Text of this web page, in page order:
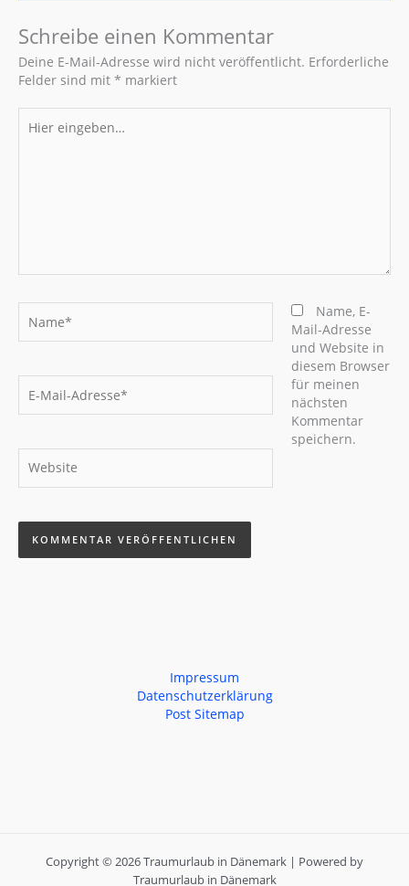
Schreibe einen Kommentar
Deine E-Mail-Adresse wird nicht veröffentlicht. Erforderliche
Felder sind mit * markiert
eingeben…
Mail-
Adresse*
Name, E-
Mail-Adresse
und Website in
diesem Browser
für meinen
nächsten
Kommentar
speichern.
Impressum
Datenschutzerklärung
Post Sitemap
Copyright © 2026 Traumurlaub in Dänemark | Powered by
Traumurlaub in Dänemark